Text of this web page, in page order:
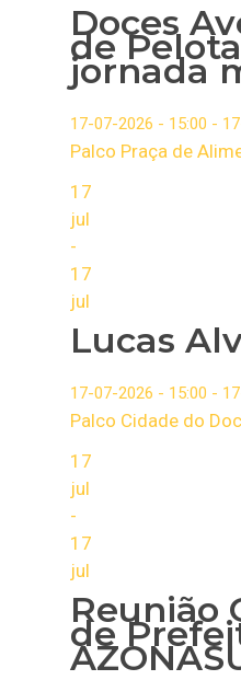
Doces
de
jornada
17-07-2026 - 15:00 -
Palco Praça de
17
jul
-
17
jul
Lucas
17-07-2026 - 15:00 -
Palco Cidade do
17
jul
-
17
jul
Reunião
de